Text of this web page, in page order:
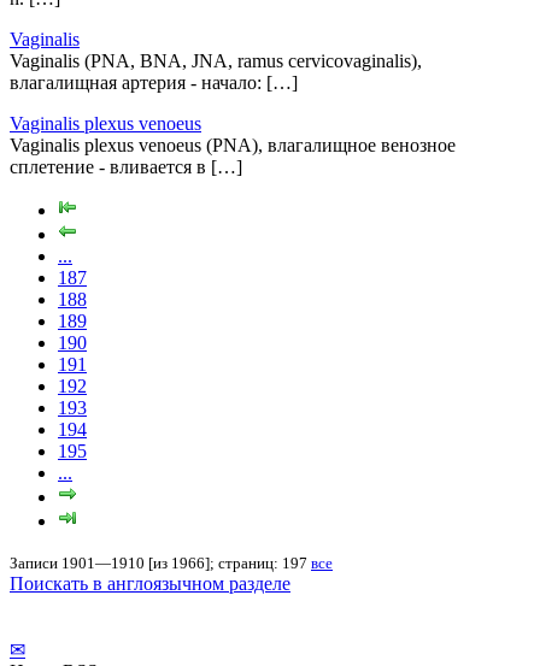
Vaginalis
Vaginalis (PNA, BNA, JNA, ramus cervicovaginalis),
влагалищная артерия - начало: […]
Vaginalis plexus venoeus
Vaginalis plexus venoeus (PNA), влагалищное венозное
сплетение - вливается в […]
...
187
188
189
190
191
192
193
194
195
...
Записи 1901—1910 [из 1966]; страниц: 197 все
Поискать в англоязычном разделе
✉